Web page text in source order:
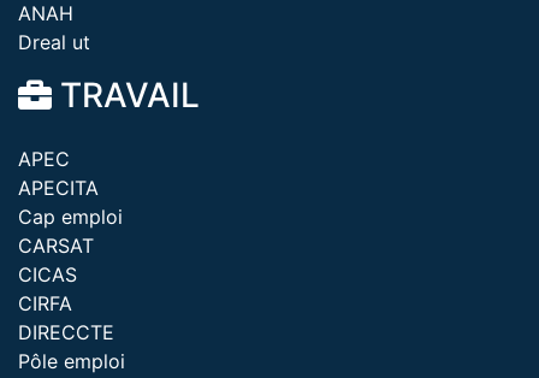
ANAH
Dreal ut
TRAVAIL
APEC
APECITA
Cap emploi
CARSAT
CICAS
CIRFA
DIRECCTE
Pôle emploi